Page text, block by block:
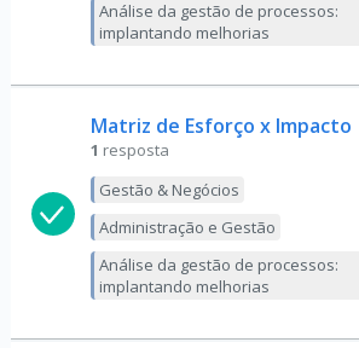
Análise da gestão de processos:
implantando melhorias
Matriz de Esforço x Impacto
1 resposta
Gestão & Negócios
Administração e Gestão
Análise da gestão de processos:
implantando melhorias